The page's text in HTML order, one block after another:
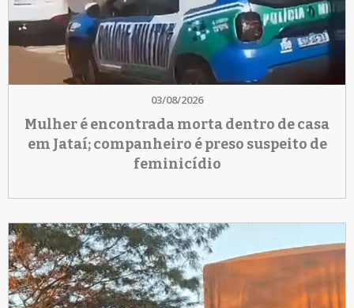
03/08/2026
Mulher é encontrada morta dentro de casa
em Jataí; companheiro é preso suspeito de
feminicídio